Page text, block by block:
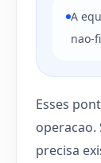
A
nao-
Esses
operacao.
precisa